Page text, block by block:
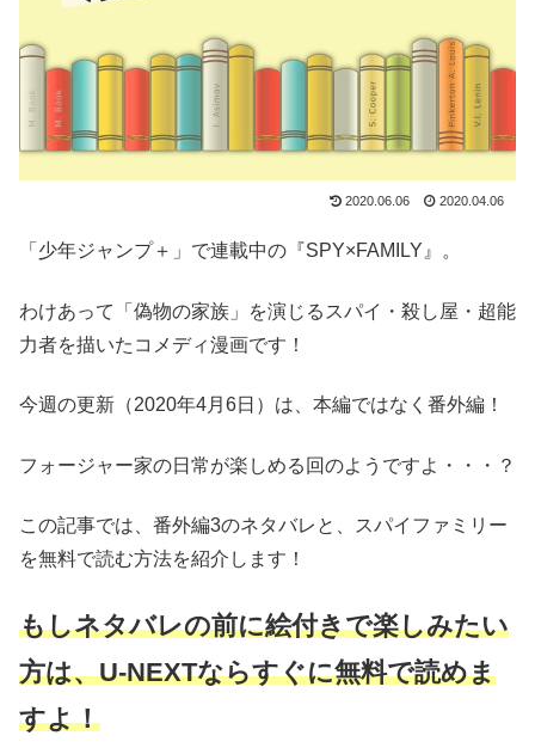
2020.06.06 2020.04.06
「少年ジャンプ＋」で連載中の『SPY×FAMILY』。
わけあって「偽物の家族」を演じるスパイ・殺し屋・超能
力者を描いたコメディ漫画です！
今週の更新（2020年4月6日）は、本編ではなく番外編！
フォージャー家の日常が楽しめる回のようですよ・・・？
この記事では、番外編3のネタバレと、スパイファミリー
を無料で読む方法を紹介します！
もしネタバレの前に絵付きで楽しみたい
方は、U-NEXTならすぐに無料で読めま
すよ！